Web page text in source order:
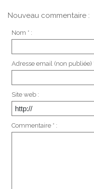
Nouveau commentaire :
Nom * :
Adresse email (non publiée)
Site web :
Commentaire * :